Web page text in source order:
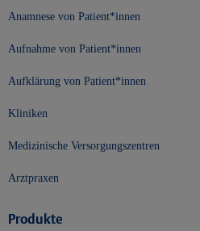
Anamnese von Patient*innen
Aufnahme von Patient*innen
Aufklärung von Patient*innen
Kliniken
Medizinische Versorgungszentren
Arztpraxen
Produkte